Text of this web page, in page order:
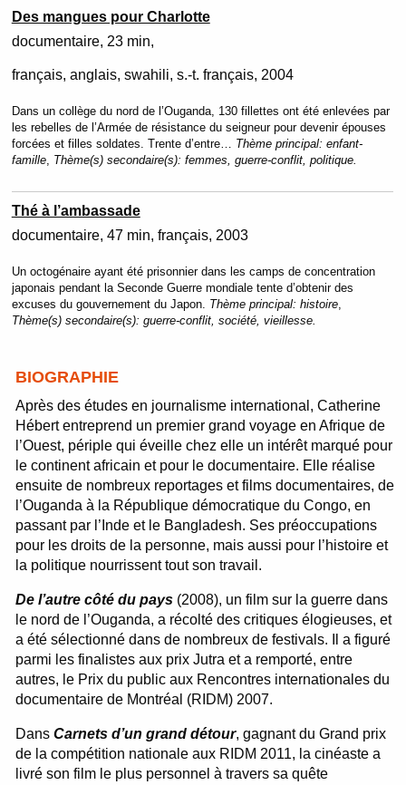
Des mangues pour Charlotte
documentaire 23 min
français, anglais, swahili, s.-t. français 2004
Dans un collège du nord de l’Ouganda, 130 fillettes ont été enlevées par
les rebelles de l’Armée de résistance du seigneur pour devenir épouses
forcées et filles soldates. Trente d’entre… Thème principal: enfant-
famille, Thème(s) secondaire(s): femmes, guerre-conflit, politique.
Thé à l’ambassade
documentaire 47 min français 2003
Un octogénaire ayant été prisonnier dans les camps de concentration
japonais pendant la Seconde Guerre mondiale tente d’obtenir des
excuses du gouvernement du Japon. Thème principal: histoire,
Thème(s) secondaire(s): guerre-conflit, société, vieillesse.
BIOGRAPHIE
Après des études en journalisme international, Catherine
Hébert entreprend un premier grand voyage en Afrique de
l’Ouest, périple qui éveille chez elle un intérêt marqué pour
le continent africain et pour le documentaire. Elle réalise
ensuite de nombreux reportages et films documentaires, de
l’Ouganda à la République démocratique du Congo, en
passant par l’Inde et le Bangladesh. Ses préoccupations
pour les droits de la personne, mais aussi pour l’histoire et
la politique nourrissent tout son travail.
De l’autre côté du pays (2008), un film sur la guerre dans
le nord de l’Ouganda, a récolté des critiques élogieuses, et
a été sélectionné dans de nombreux de festivals. Il a figuré
parmi les finalistes aux prix Jutra et a remporté, entre
autres, le Prix du public aux Rencontres internationales du
documentaire de Montréal (RIDM) 2007.
DansCarnets d’un grand détour, gagnant du Grand prix
de la compétition nationale aux RIDM 2011, la cinéaste a
livré son film le plus personnel à travers sa quête